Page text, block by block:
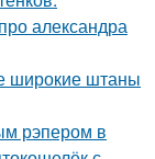
александра
широкие штаны
рэпером в